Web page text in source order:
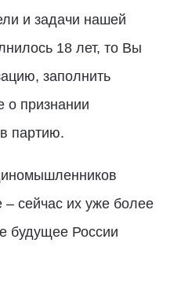
и задачи нашей
18 лет, то Вы
заполнить
о признании
партию.
– сейчас их уже более
будущее России